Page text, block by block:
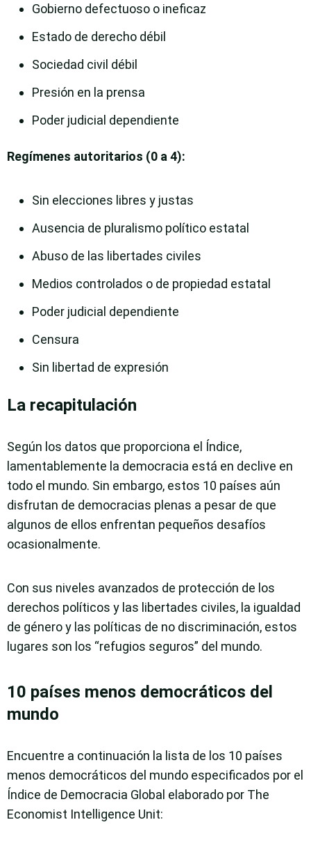
Gobierno defectuoso o ineficaz
Estado de derecho débil
Sociedad civil débil
Presión en la prensa
Poder judicial dependiente
Regímenes autoritarios (0 a 4):
Sin elecciones libres y justas
Ausencia de pluralismo político estatal
Abuso de las libertades civiles
Medios controlados o de propiedad estatal
Poder judicial dependiente
Censura
Sin libertad de expresión
La recapitulación
Según los datos que proporciona el Índice,
lamentablemente la democracia está en declive en
todo el mundo. Sin embargo, estos 10 países aún
disfrutan de democracias plenas a pesar de que
algunos de ellos enfrentan pequeños desafíos
ocasionalmente.
Con sus niveles avanzados de protección de los
derechos políticos y las libertades civiles, la igualdad
de género y las políticas de no discriminación, estos
lugares son los “refugios seguros” del mundo.
10 países menos democráticos del
mundo
Encuentre a continuación la lista de los 10 países
menos democráticos del mundo especificados por el
Índice de Democracia Global elaborado por The
Economist Intelligence Unit: